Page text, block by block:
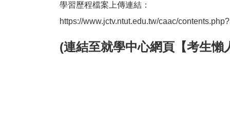
學習歷程檔案上傳連結：
https://www.jctv.ntut.edu.tw/caac/
(連結至就學中心網頁 【考生懶